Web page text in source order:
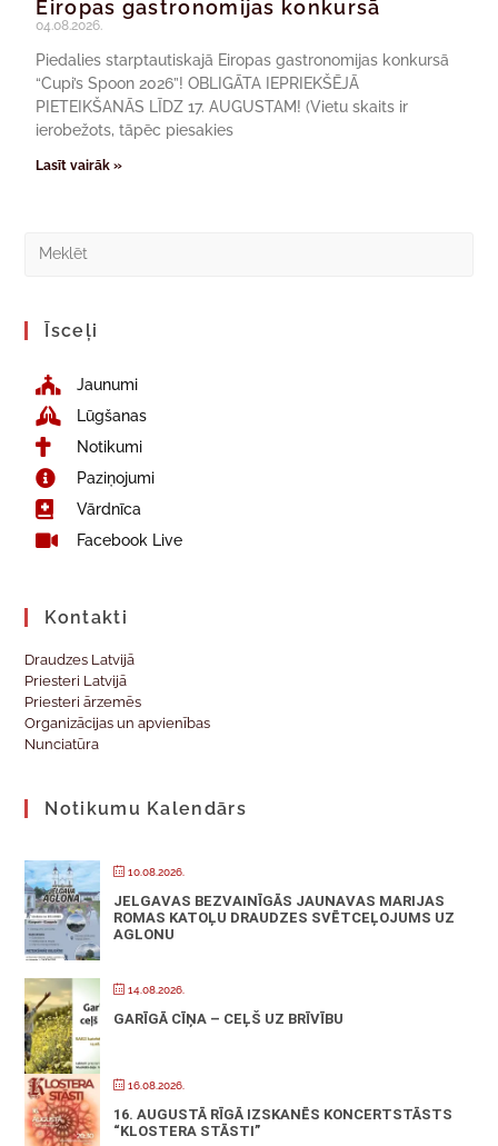
Eiropas gastronomijas konkursā
04.08.2026.
Piedalies starptautiskajā Eiropas gastronomijas konkursā
“Cupi’s Spoon 2026”! OBLIGĀTA IEPRIEKŠĒJĀ
PIETEIKŠANĀS LĪDZ 17. AUGUSTAM! (Vietu skaits ir
ierobežots, tāpēc piesakies
Lasīt vairāk »
Īsceļi
Jaunumi
Lūgšanas
Notikumi
Paziņojumi
Vārdnīca
Facebook Live
Kontakti
Draudzes Latvijā
Priesteri Latvijā
Priesteri ārzemēs
Organizācijas un apvienības
Nunciatūra
Notikumu Kalendārs
10.08.2026.
JELGAVAS BEZVAINĪGĀS JAUNAVAS MARIJAS
ROMAS KATOĻU DRAUDZES SVĒTCEĻOJUMS UZ
AGLONU
14.08.2026.
GARĪGĀ CĪŅA – CEĻŠ UZ BRĪVĪBU
16.08.2026.
16. AUGUSTĀ RĪGĀ IZSKANĒS KONCERTSTĀSTS
“KLOSTERA STĀSTI”